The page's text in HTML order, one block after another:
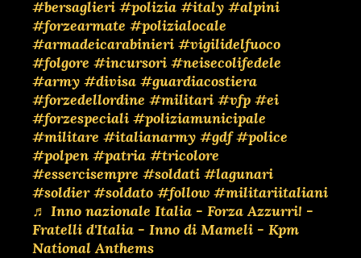
#bersaglieri #polizia #italy #alpini
#forzearmate #polizialocale
#armadeicarabinieri #vigilidelfuoco
#folgore #incursori #neisecolifedele
#army #divisa #guardiacostiera
#forzedellordine #militari #vfp #ei
#forzespeciali #poliziamunicipale
#militare #italianarmy #gdf #police
#polpen #patria #tricolore
#essercisempre #soldati #lagunari
#soldier #soldato #follow #militariitaliani
♬ Inno nazionale Italia - Forza Azzurri! -
Fratelli d'Italia - Inno di Mameli - Kpm
National Anthems